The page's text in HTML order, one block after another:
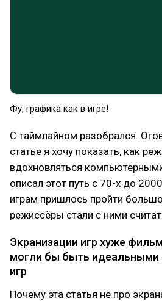
Фу, графика как в игре!
С таймлайном разобрался.
статье я хочу показать, как
вдохновляться
описал этот путь с 70-х до
играм пришлось пройти
режиссёры стали с ними
Экранизации игр хуже
могли бы быть идеальными
игр
Почему эта статья не про